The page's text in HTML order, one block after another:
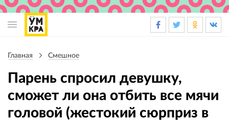
навигации
Главная Смешное
Парень спросил девушку,
сможет ли она отбить все мячи
головой (жестокий сюрприз в